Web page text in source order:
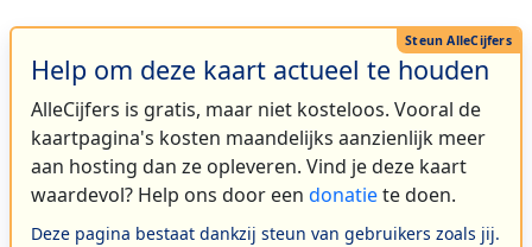
Help om deze kaart actueel te houden
AlleCijfers is gratis, maar niet kosteloos. Vooral de
kaartpagina's kosten maandelijks aanzienlijk meer
aan hosting dan ze opleveren. Vind je deze kaart
waardevol? Help ons door een donatiete doen.
Deze pagina bestaat dankzij steun van gebruikers zoals jij.